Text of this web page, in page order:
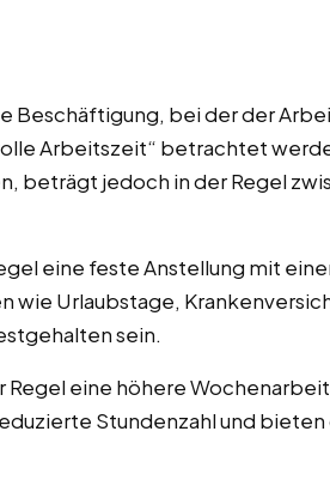
Beschäftigung, bei der der
Arbeitszeit“ betrachtet
beträgt jedoch in der Regel
eine feste Anstellung mit
wie Urlaubstage,
sein.
eine höhere
Stundenzahl und